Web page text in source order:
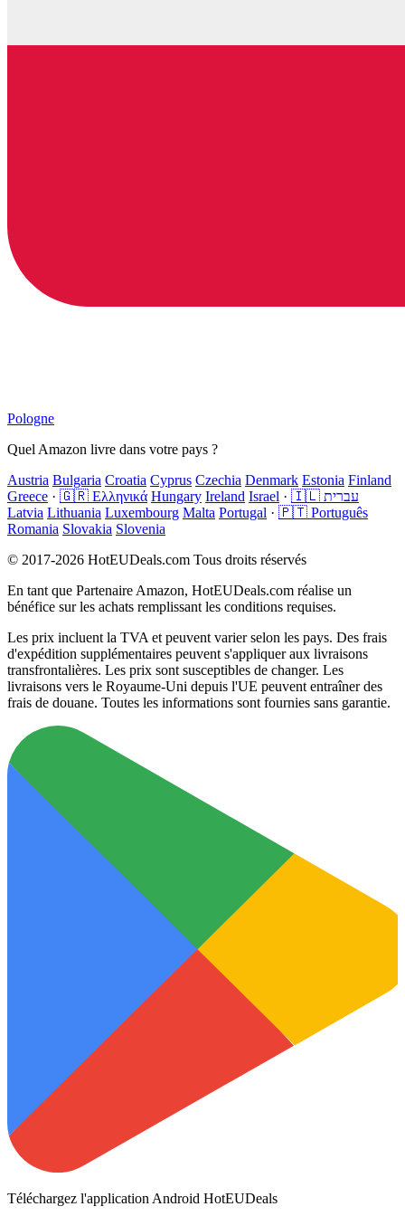
Pologne
Quel Amazon livre dans votre pays ?
Austria Bulgaria Croatia Cyprus Czechia Denmark Estonia Finland
Greece · 🇬🇷 Ελληνικά Hungary Ireland Israel ·
🇮🇱 עברית
Latvia Lithuania Luxembourg Malta Portugal · 🇵🇹 Português
Romania Slovakia Slovenia
© 2017-2026 HotEUDeals.com Tous droits réservés
En tant que Partenaire Amazon, HotEUDeals.com réalise un
bénéfice sur les achats remplissant les conditions requises.
Les prix incluent la TVA et peuvent varier selon les pays. Des frais
d'expédition supplémentaires peuvent s'appliquer aux livraisons
transfrontalières. Les prix sont susceptibles de changer. Les
livraisons vers le Royaume-Uni depuis l'UE peuvent entraîner des
frais de douane. Toutes les informations sont fournies sans garantie.
Téléchargez l'application Android HotEUDeals